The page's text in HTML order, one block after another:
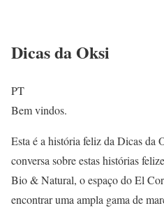
Dicas da Oksi
PT
Bem vindos.
Esta é a história feliz da Dicas da
conversa sobre estas histórias
Bio & Natural, o espaço do El
encontrar uma ampla gama de